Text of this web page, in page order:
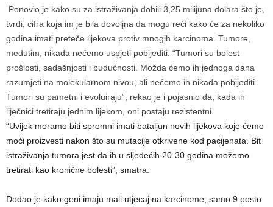
Ponovio je kako su za istraživanja dobili 3,25 milijuna dolara što je,
tvrdi, cifra koja im je bila dovoljna da mogu reći kako će za nekoliko
godina imati preteče lijekova protiv mnogih karcinoma. Tumore,
međutim, nikada nećemo uspjeti pobijediti. “Tumori su bolest
prošlosti, sadašnjosti i budućnosti. Možda ćemo ih jednoga dana
razumjeti na molekularnom nivou, ali nećemo ih nikada pobijediti.
Tumori su pametni i evoluiraju”, rekao je i pojasnio da, kada ih
liječnici tretiraju jednim lijekom, oni postaju rezistentni.
“Uvijek moramo biti spremni imati bataljun novih lijekova koje ćemo
moći proizvesti nakon što su mutacije otkrivene kod pacijenata. Bit
istraživanja tumora jest da ih u sljedećih 20-30 godina možemo
tretirati kao kronične bolesti”, smatra.
Dodao je kako geni imaju mali utjecaj na karcinome, samo 9 posto.